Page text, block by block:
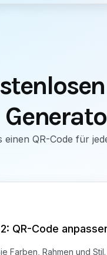
einen QR-Code für
QR-Code
Farben, Rahmen und